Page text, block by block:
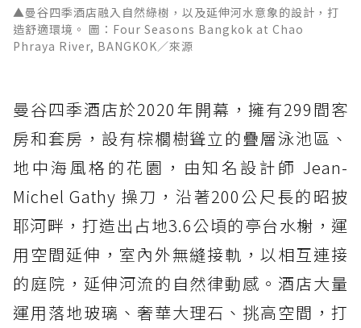
▲曼谷四季酒店融入自然綠樹，以及延伸河水意象的設計，打
造舒適環境。 圖：Four Seasons Bangkok at Chao
Phraya River, BANGKOK／來源
曼谷四季酒店於2020年開幕，擁有299間客
房和套房，設有棕櫚樹聳立的疊層泳池區、
地中海風格的花園，由知名設計師 Jean-
Michel Gathy 操刀，沿著200公尺長的昭披
耶河畔，打造出占地3.6公頃的亭台水榭，運
用空間延伸，室內外無縫接軌，以相互連接
的庭院，延伸河流的自然律動感。酒店大量
運用落地玻璃、奢華大理石、挑高空間，打